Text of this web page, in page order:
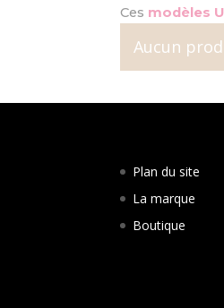
Ces modèles
Aucun
Plan du site
La marque
Boutique